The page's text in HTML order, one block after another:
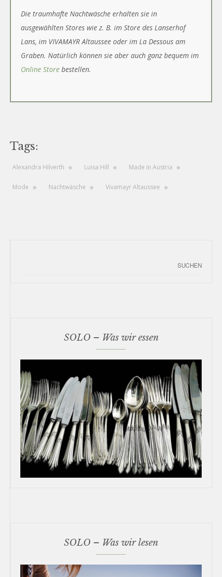
Die traumhafte Nachtwäsche erhalten sie in
ausgewählten Stores wie z. B. im Store des Lanserhof
Lans, im VIVAMAYR Altaussee oder im La Dessous am
Graben. Natürlich können sie aber auch ganz bequem im
Online Store bestellen.
Tags:
Alexandra Hilverth Luisa Hill Made in Austria
Mode Nachtwäsche Vivamayr Altaussee
SOLO – Was wir essen
SOLO – Was wir lesen